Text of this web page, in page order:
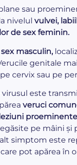
sau
nivelul vulvei,
de sex feminin.
masculin,
genitale
cervix sau pe
virusul este
veruci
pe mâini și
simptom este
care pot apărea în